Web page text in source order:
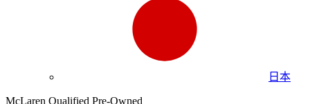
日本
McLaren Qualified Pre-Owned